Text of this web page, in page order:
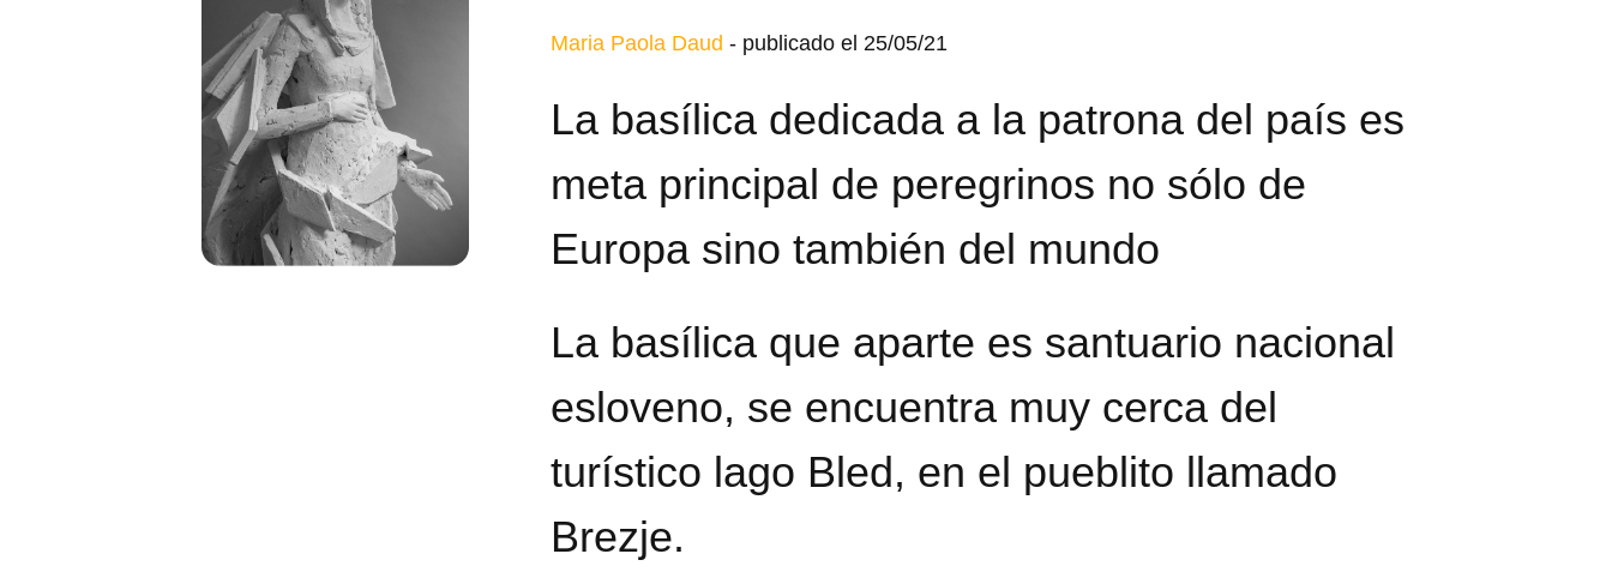
Maria Paola Daud - publicado el 25/05/21
La basílica dedicada a la patrona del país es
meta principal de peregrinos no sólo de
Europa sino también del mundo
La basílica que aparte es santuario nacional
esloveno, se encuentra muy cerca del
turístico lago Bled, en el pueblito llamado
Brezje.